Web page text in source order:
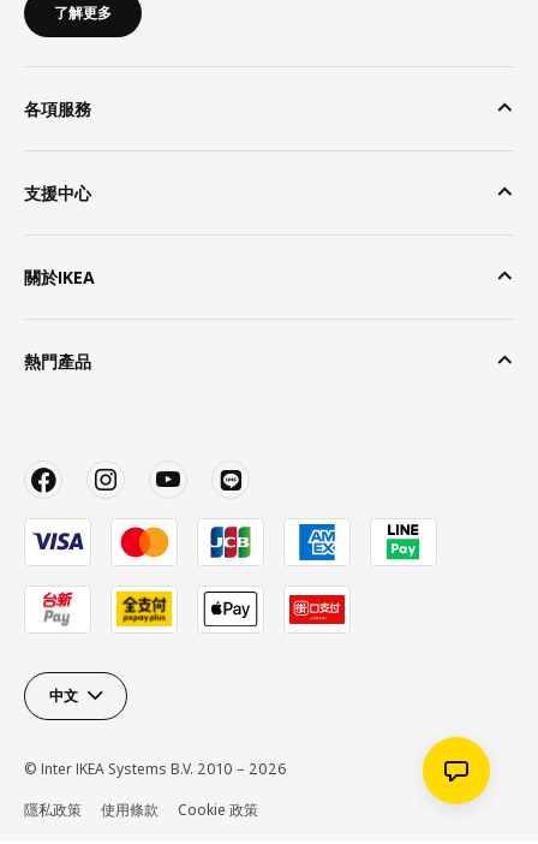
了解更多
各項服務
支援中心
關於IKEA
熱門產品
中文
© Inter IKEA Systems B.V. 2010 – 2026
隱私政策
使用條款 Cookie 政策